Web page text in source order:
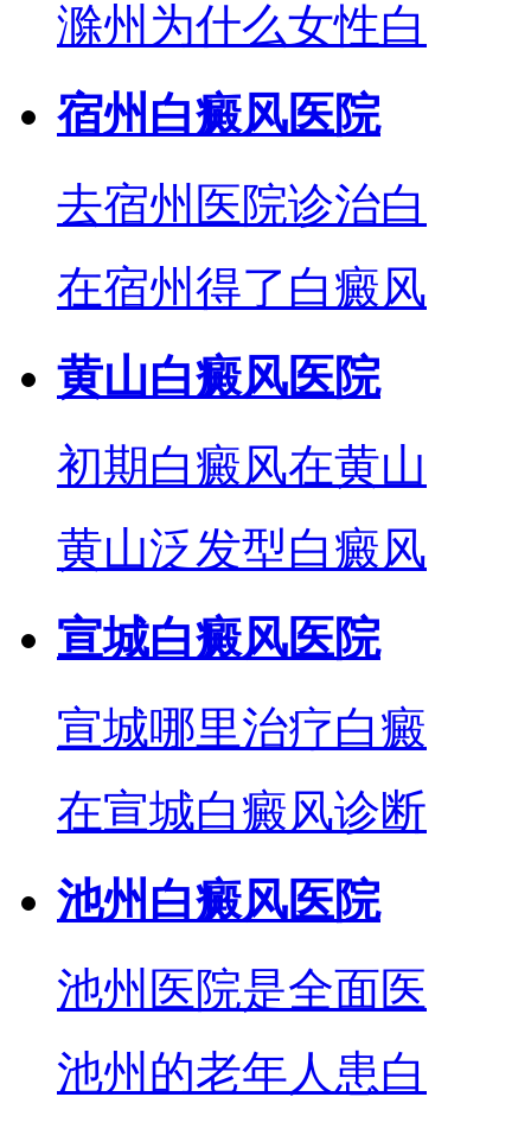
滁州为什么女性白
宿州白癜风医院
去宿州医院诊治白
在宿州得了白癜风
黄山白癜风医院
初期白癜风在黄山
黄山泛发型白癜风
宣城白癜风医院
宣城哪里治疗白癜
在宣城白癜风诊断
池州白癜风医院
池州医院是全面医
池州的老年人患白